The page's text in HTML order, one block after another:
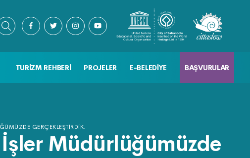
TURIZM REHBERI PROJELER E-BELEDIYE BAŞVURULAR
GERÇEKLEŞTIRDIK.
İşler Müdürlüğümüzde